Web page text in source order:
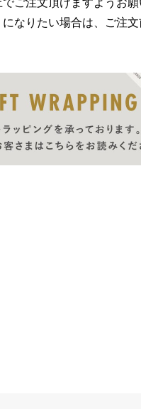
なりたい場合は、ご注